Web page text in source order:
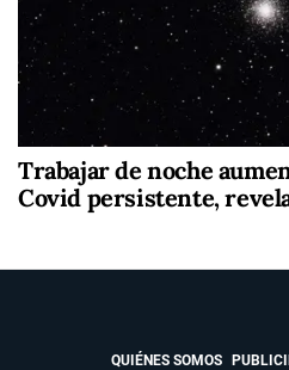
Trabajar de noche
Covid persistente,
QUIÉNES SOMOS